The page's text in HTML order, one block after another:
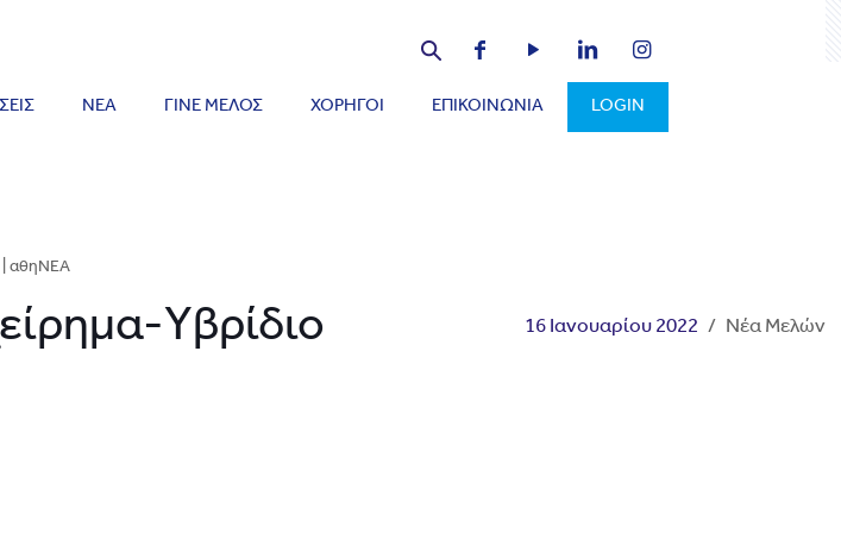
ΝΕΑ ΓΙΝΕ ΜΕΛΟΣ ΧΟΡΗΓΟΙ ΕΠΙΚΟΙΝΩΝΙΑ LOGIN
| αθηΝΕΑ
Yβρίδιο
16 Ιανουαρίου 2022 / Νέα Μελών